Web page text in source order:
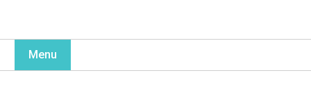
Menu